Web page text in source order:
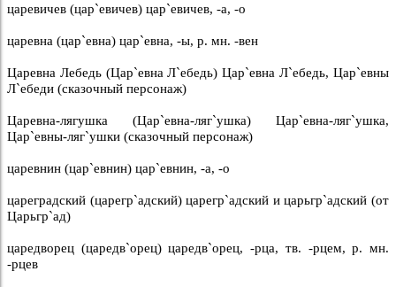
царевичев (цар`евичев) цар`евичев, -а, -о
царевна (цар`евна) цар`евна, -ы, р. мн. -вен
Царевна Лебедь (Цар`евна Л`ебедь) Цар`евна Л`ебедь, Цар`евны
Л`ебеди (сказочный персонаж)
Царевна-лягушка (Цар`евна-ляг`ушка) Цар`евна-ляг`ушка,
Цар`евны-ляг`ушки (сказочный персонаж)
царевнин (цар`евнин) цар`евнин, -а, -о
цареградский (царегр`адский) царегр`адский и царьгр`адский (от
Царьгр`ад)
царедворец (царедв`орец) царедв`орец, -рца, тв. -рцем, р. мн.
-рцев